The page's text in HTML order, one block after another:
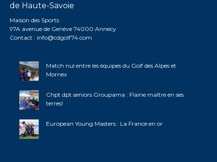
de Haute-Savoie
Maison des Sports
97A avenue de Genève 74000 Annecy
Contact : info@cdgolf74.com
Match nul entre les équipes du Golf des Alpes et
Mornex
Chpt dpt seniors Groupama : Flaine maître en ses
terres!
European Young Masters : La France en or